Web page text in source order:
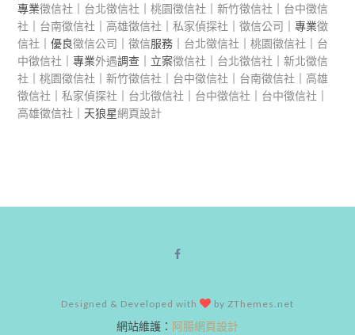
專業徵信社 台北徵信社 ｜桃園徵信社 ｜新竹徵信社
台中徵信
社
台南徵信社 高雄徵信社 ｜私家偵探社 ｜徵信公司 ｜專業徵
信社 ｜優良徵信公司 ｜徵信服務｜ 台北徵信社 ｜桃園徵信社
台
中徵信社 ｜專業外遇調查｜立案徵信社 台北徵信社 ｜新北徵信
社 ｜桃園徵信社 ｜新竹徵信社 台中徵信社 台南徵信社
高雄
徵信社 ｜私家偵探社 台北徵信社 台中徵信社 台中徵信社
高雄徵信社 ｜天狼星網頁設計
Designed & Developed with by ZThemes.net
網站維護： 阿腸網頁設計